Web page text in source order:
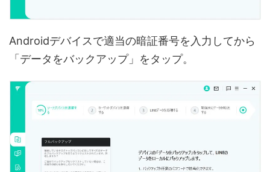
Androidデバイスで適当の暗証番号を入力してから
「データをバックアップ」をタップ。